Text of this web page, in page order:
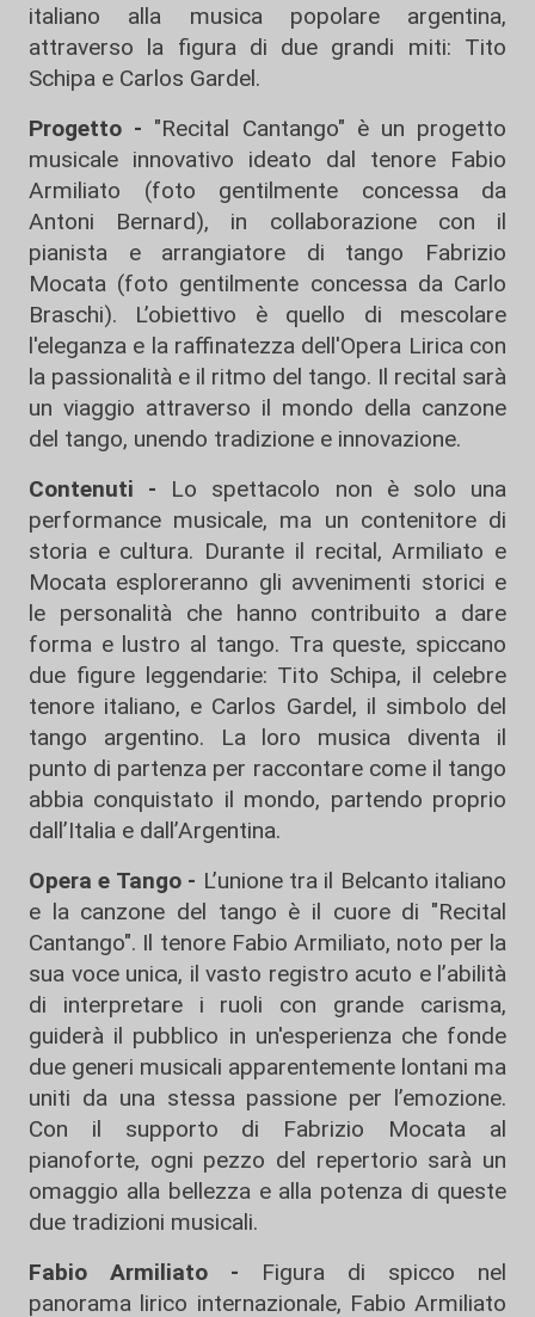
italiano alla musica popolare argentina,
attraverso la figura di due grandi miti: Tito
Schipa e Carlos Gardel.
Progetto - "Recital Cantango" è un progetto
musicale innovativo ideato dal tenore Fabio
Armiliato (foto gentilmente concessa da
Antoni Bernard), in collaborazione con il
pianista e arrangiatore di tango Fabrizio
Mocata (foto gentilmente concessa da Carlo
Braschi). L’obiettivo è quello di mescolare
l'eleganza e la raffinatezza dell'Opera Lirica con
la passionalità e il ritmo del tango. Il recital sarà
un viaggio attraverso il mondo della canzone
del tango, unendo tradizione e innovazione.
Contenuti - Lo spettacolo non è solo una
performance musicale, ma un contenitore di
storia e cultura. Durante il recital, Armiliato e
Mocata esploreranno gli avvenimenti storici e
le personalità che hanno contribuito a dare
forma e lustro al tango. Tra queste, spiccano
due figure leggendarie: Tito Schipa, il celebre
tenore italiano, e Carlos Gardel, il simbolo del
tango argentino. La loro musica diventa il
punto di partenza per raccontare come il tango
abbia conquistato il mondo, partendo proprio
dall’Italia e dall’Argentina.
Opera e Tango - L’unione tra il Belcanto italiano
e la canzone del tango è il cuore di "Recital
Cantango". Il tenore Fabio Armiliato, noto per la
sua voce unica, il vasto registro acuto e l’abilità
di interpretare i ruoli con grande carisma,
guiderà il pubblico in un'esperienza che fonde
due generi musicali apparentemente lontani ma
uniti da una stessa passione per l’emozione.
Con il supporto di Fabrizio Mocata al
pianoforte, ogni pezzo del repertorio sarà un
omaggio alla bellezza e alla potenza di queste
due tradizioni musicali.
Fabio Armiliato - Figura di spicco nel
panorama lirico internazionale, Fabio Armiliato